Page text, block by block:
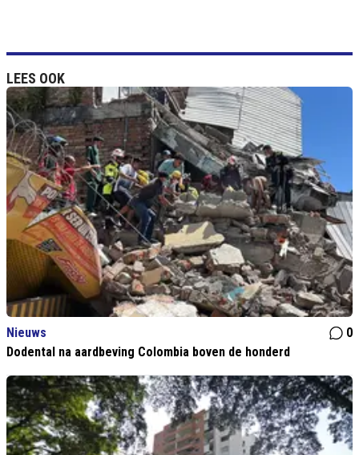
LEES OOK
Nieuws
0
Dodental na aardbeving Colombia boven de honderd